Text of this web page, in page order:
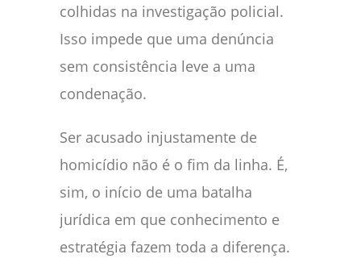
colhidas na investigação policial.
Isso impede que uma denúncia
sem consistência leve a uma
condenação.
Ser acusado injustamente de
homicídio não é o fim da linha. É,
sim, o início de uma batalha
jurídica em que conhecimento e
estratégia fazem toda a diferença.